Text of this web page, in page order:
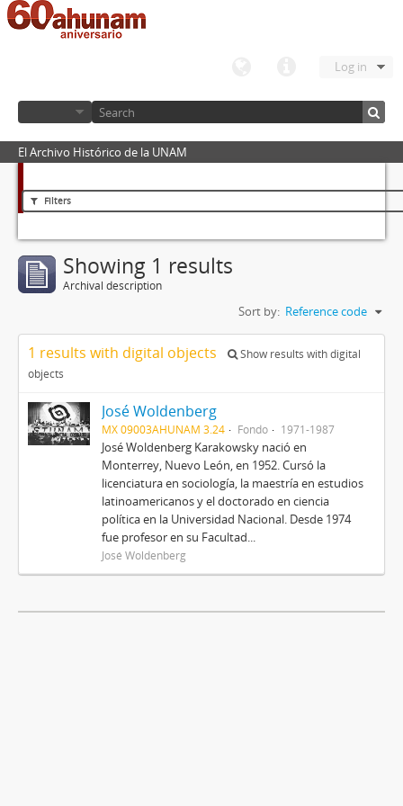
Log in
El Archivo Histórico de la UNAM
Filters
Showing 1 results
Archival description
Sort by: Reference code
1 results with digital objects
Show results with digital
objects
José Woldenberg
MX 09003AHUNAM 3.24 Fondo 1971-1987
José Woldenberg Karakowsky nació en
Monterrey, Nuevo León, en 1952. Cursó la
licenciatura en sociología, la maestría en estudios
latinoamericanos y el doctorado en ciencia
política en la Universidad Nacional. Desde 1974
fue profesor en su Facultad...
José Woldenberg